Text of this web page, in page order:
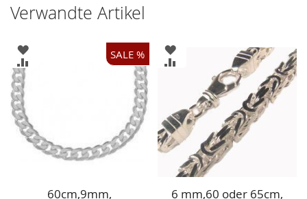
Verwandte Artikel
SALE %
ZUR
WUNSCHLISTE
ZUR
60cm,9mm,
ZUR
WUNSCHLISTE
HINZUFÜGEN
ZUR
VERGLEICHSLISTE
HINZUFÜGEN
6 mm,60 oder 65cm,